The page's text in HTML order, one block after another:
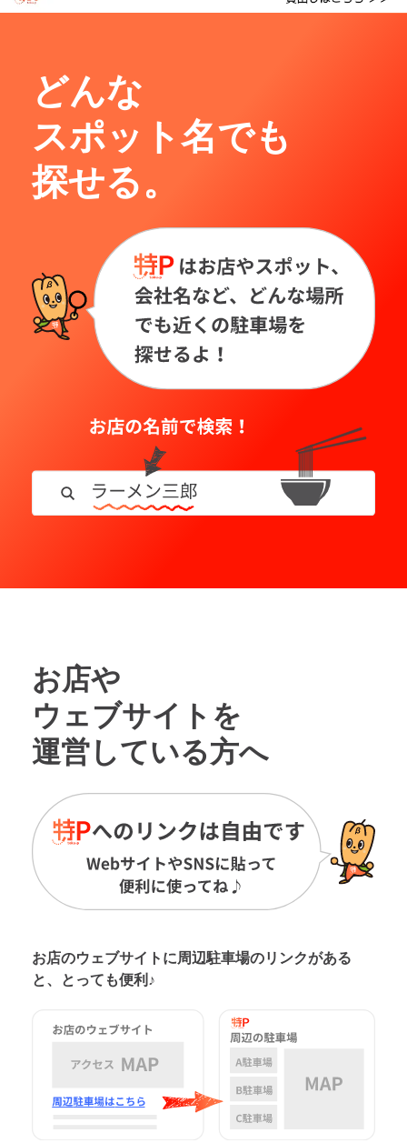
どんな
スポット名でも
探せる。
お店や
ウェブサイトを
運営している方へ
お店のウェブサイトに周辺駐車場のリンクがある
と、とっても便利♪